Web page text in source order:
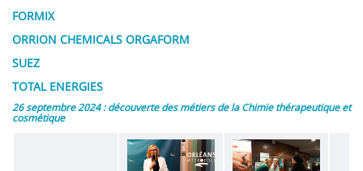
FORMIX
ORRION CHEMICALS ORGAFORM
SUEZ
TOTAL ENERGIES
26 septembre 2024 : découverte des métiers de la Chimie thérapeutique et
cosmétique
Image Image